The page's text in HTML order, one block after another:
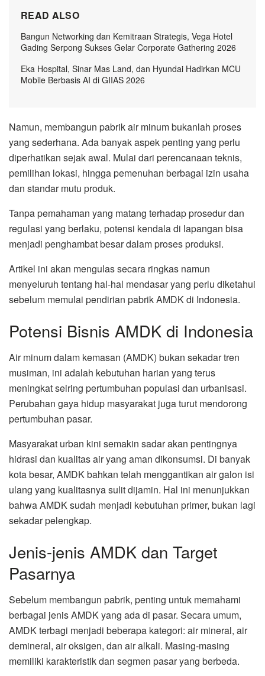
READ ALSO
Bangun Networking dan Kemitraan Strategis, Vega Hotel
Gading Serpong Sukses Gelar Corporate Gathering 2026
Eka Hospital, Sinar Mas Land, dan Hyundai Hadirkan MCU
Mobile Berbasis AI di GIIAS 2026
Namun, membangun pabrik air minum bukanlah proses
yang sederhana. Ada banyak aspek penting yang perlu
diperhatikan sejak awal. Mulai dari perencanaan teknis,
pemilihan lokasi, hingga pemenuhan berbagai izin usaha
dan standar mutu produk.
Tanpa pemahaman yang matang terhadap prosedur dan
regulasi yang berlaku, potensi kendala di lapangan bisa
menjadi penghambat besar dalam proses produksi.
Artikel ini akan mengulas secara ringkas namun
menyeluruh tentang hal-hal mendasar yang perlu diketahui
sebelum memulai pendirian pabrik AMDK di Indonesia.
Potensi Bisnis AMDK di Indonesia
Air minum dalam kemasan (AMDK) bukan sekadar tren
musiman, ini adalah kebutuhan harian yang terus
meningkat seiring pertumbuhan populasi dan urbanisasi.
Perubahan gaya hidup masyarakat juga turut mendorong
pertumbuhan pasar.
Masyarakat urban kini semakin sadar akan pentingnya
hidrasi dan kualitas air yang aman dikonsumsi. Di banyak
kota besar, AMDK bahkan telah menggantikan air galon isi
ulang yang kualitasnya sulit dijamin. Hal ini menunjukkan
bahwa AMDK sudah menjadi kebutuhan primer, bukan lagi
sekadar pelengkap.
Jenis-jenis AMDK dan Target
Pasarnya
Sebelum membangun pabrik, penting untuk memahami
berbagai jenis AMDK yang ada di pasar. Secara umum,
AMDK terbagi menjadi beberapa kategori: air mineral, air
demineral, air oksigen, dan air alkali. Masing-masing
memiliki karakteristik dan segmen pasar yang berbeda.